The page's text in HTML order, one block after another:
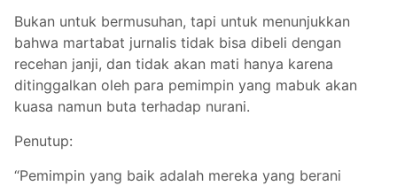
Bukan untuk bermusuhan, tapi untuk menunjukkan
bahwa martabat jurnalis tidak bisa dibeli dengan
recehan janji, dan tidak akan mati hanya karena
ditinggalkan oleh para pemimpin yang mabuk akan
kuasa namun buta terhadap nurani.
Penutup:
“Pemimpin yang baik adalah mereka yang berani